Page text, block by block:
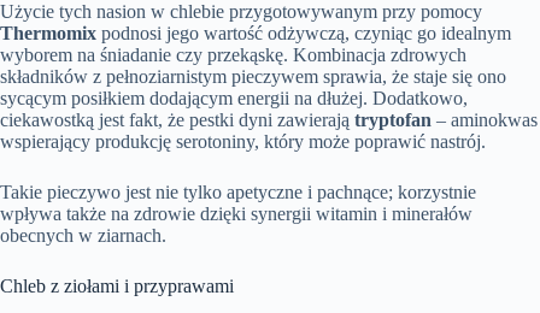
Użycie tych nasion w chlebie przygotowywanym przy pomocy
Thermomix podnosi jego wartość odżywczą, czyniąc go idealnym
wyborem na śniadanie czy przekąskę. Kombinacja zdrowych
składników z pełnoziarnistym pieczywem sprawia, że staje się ono
sycącym posiłkiem dodającym energii na dłużej. Dodatkowo,
ciekawostką jest fakt, że pestki dyni zawierają tryptofan – aminokwas
wspierający produkcję serotoniny, który może poprawić nastrój.
Takie pieczywo jest nie tylko apetyczne i pachnące; korzystnie
wpływa także na zdrowie dzięki synergii witamin i minerałów
obecnych w ziarnach.
Chleb z ziołami i przyprawami